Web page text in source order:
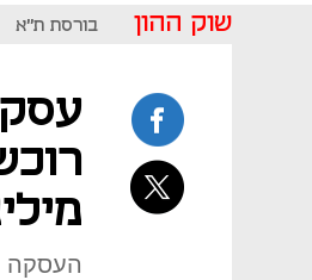
שוק ההון בורסת ת"א